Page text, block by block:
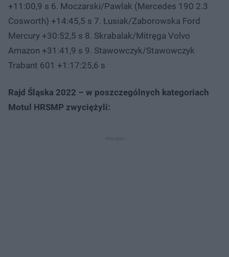
+11:00,9 s 6. Moczarski/Pawlak (Mercedes 190 2.3
Cosworth) +14:45,5 s 7. Łusiak/Zaborowska Ford
Mercury +30:52,5 s 8. Skrabalak/Mitręga Volvo
Amazon +31:41,9 s 9. Stawowczyk/Stawowczyk
Trabant 601 +1:17:25,6 s
Rajd Śląska 2022 – w poszczególnych kategoriach
Motul HRSMP zwyciężyli: